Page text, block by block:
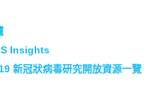
Insights
新冠狀病毒研究開放資源一覽